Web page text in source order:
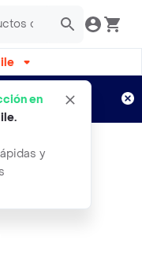
en
.
y
Aplican TyC